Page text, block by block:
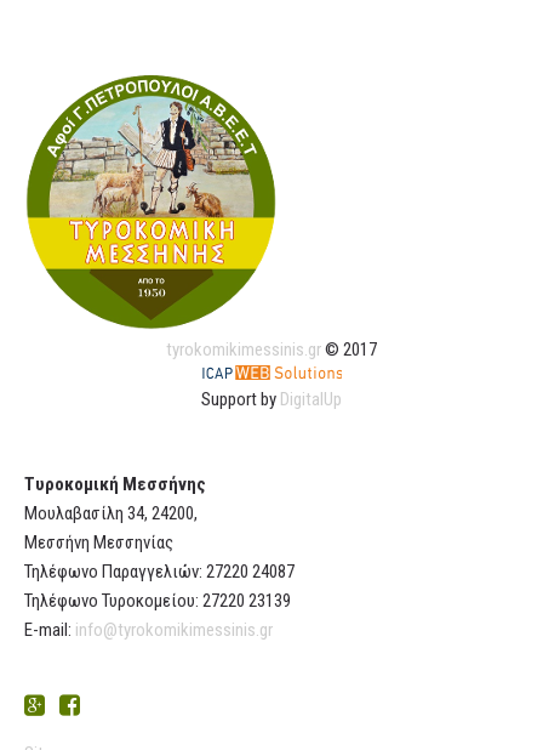
tyrokomikimessinis.gr© 2017
Support by DigitalUp
Τυροκομική Μεσσήνης
Μουλαβασίλη 34, 24200,
Μεσσήνη Μεσσηνίας
Τηλέφωνο Παραγγελιών: 27220 24087
Τηλέφωνο Τυροκομείου: 27220 23139
E-mail: info@tyrokomikimessinis.gr